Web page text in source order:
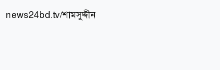
news24bd.tv/শামসুদ্দীন